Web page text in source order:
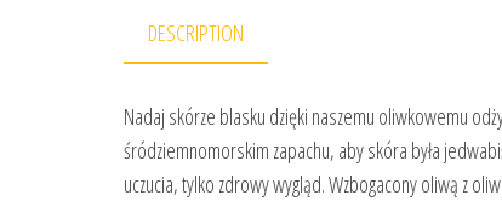
DESCRIPTION
Nadaj skórze blasku dzięki naszemu oliwkowemu
śródziemnomorskim zapachu, aby skóra była
uczucia, tylko zdrowy wygląd. Wzbogacony oliwą z